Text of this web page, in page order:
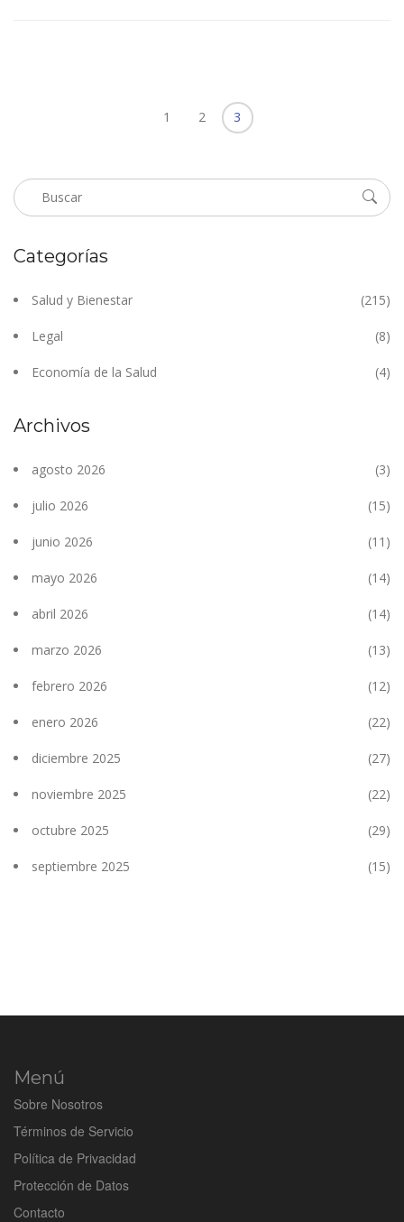
1 2 3
Categorías
Salud y Bienestar (215)
Legal (8)
Economía de la Salud (4)
Archivos
agosto 2026 (3)
julio 2026 (15)
junio 2026 (11)
mayo 2026 (14)
abril 2026 (14)
marzo 2026 (13)
febrero 2026 (12)
enero 2026 (22)
diciembre 2025 (27)
noviembre 2025 (22)
octubre 2025 (29)
septiembre 2025 (15)
Menú
Sobre Nosotros
Términos de Servicio
Política de Privacidad
Protección de Datos
Contacto